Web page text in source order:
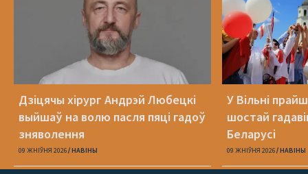
Дзіцячы хірург Андрэй Любецкі
выйшаў на волю пасля пяці гадоў
зняволення
09 ЖНІЎНЯ 2026 НАВІНЫ
У Вільні
шостай
Беларусі
09 ЖНІЎНЯ 2026 НАВІНЫ